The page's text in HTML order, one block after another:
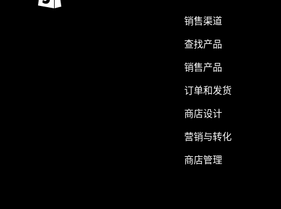
销售渠道
查找产品
销售产品
订单和发货
商店设计
营销与转化
商店管理